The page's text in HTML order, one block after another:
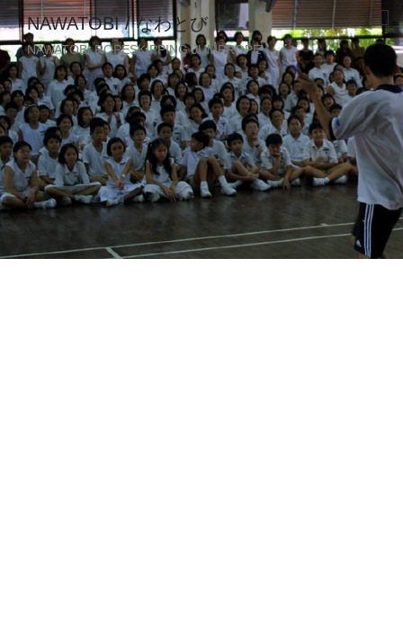
NAWATOBI / なわとび
NAWATOBI ROPESKIPPING JUMPROPE